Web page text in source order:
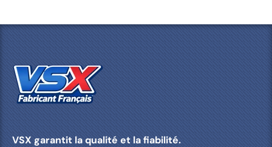
VSX garantit la qualité et la fiabilité.